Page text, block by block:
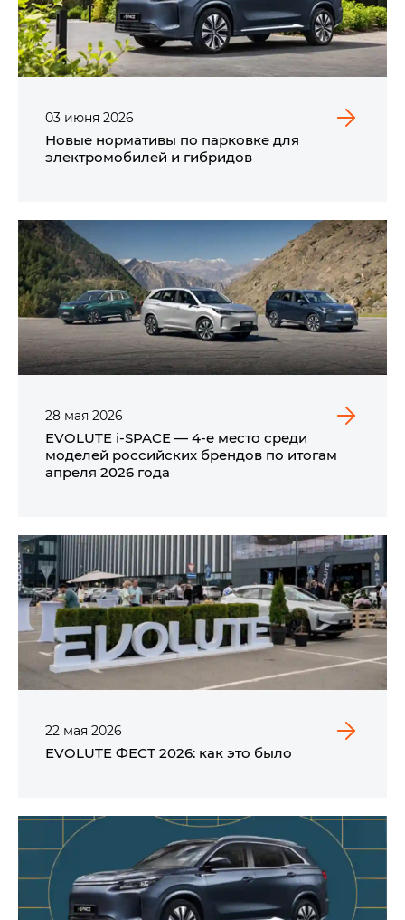
03 июня 2026
Новые нормативы по парковке для
электромобилей и гибридов
28 мая 2026
EVOLUTE i‑SPACE — 4-е место среди
моделей российских брендов по итогам
апреля 2026 года
22 мая 2026
EVOLUTE ФЕСТ 2026: как это было